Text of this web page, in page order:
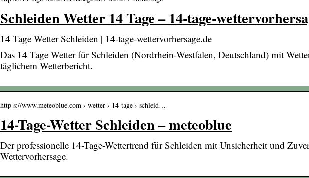
Schleiden Wetter 14 Tage – 14-tage-
14 Tage Wetter Schleiden | 14-tage-wettervorhersage.de
Das 14 Tage Wetter für Schleiden (Nordrhein-Westfalen, Deutschland) mit
täglichem Wetterbericht.
http s://www.meteoblue.com › wetter › 14-tage › schleid…
14-Tage-Wetter Schleiden – meteoblue
Der professionelle 14-Tage-Wettertrend für Schleiden mit Unsicherheit und
Wettervorhersage.